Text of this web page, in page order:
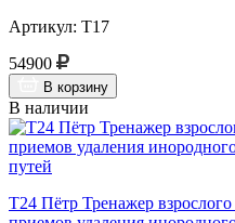
Артикул: Т17
54900
В корзину
В наличии
Т24 Пётр Тренажер